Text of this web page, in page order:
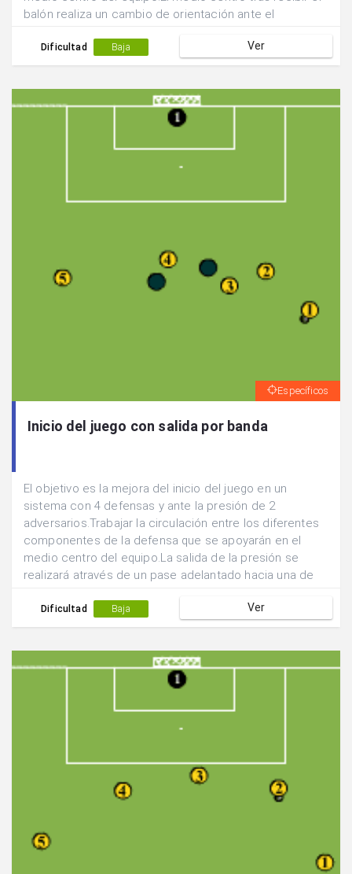
balón realiza un cambio de orientación ante el
Dificultad Baja Ver
Específicos
Inicio del juego con salida por banda
El objetivo es la mejora del inicio del juego en un
sistema con 4 defensas y ante la presión de 2
adversarios.Trabajar la circulación entre los diferentes
componentes de la defensa que se apoyarán en el
medio centro del equipo.La salida de la presión se
realizará através de un pase adelantado hacia una de
Dificultad Baja Ver